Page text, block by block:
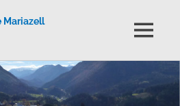
Mariazell
MENÜ